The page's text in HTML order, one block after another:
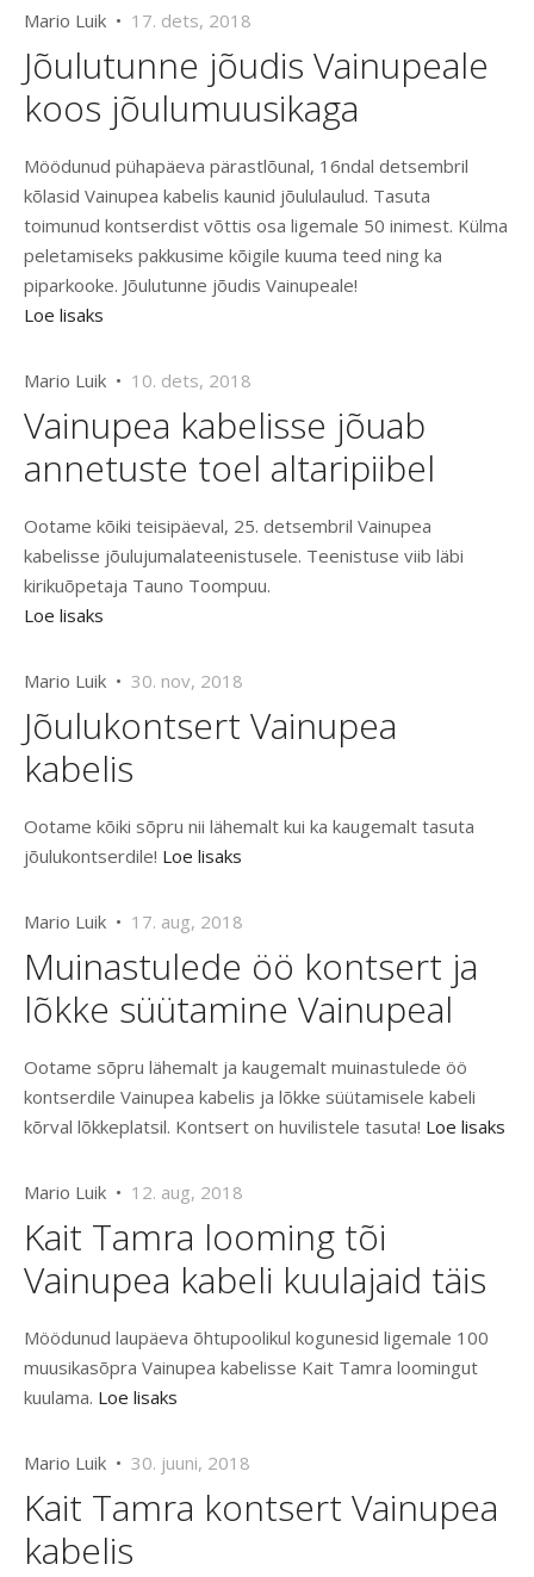
Mario Luik • 17. dets, 2018
Jõulutunne jõudis Vainupeale
koos jõulumuusikaga
Möödunud pühapäeva pärastlõunal, 16ndal detsembril
kõlasid Vainupea kabelis kaunid jõululaulud. Tasuta
toimunud kontserdist võttis osa ligemale 50 inimest. Külma
peletamiseks pakkusime kõigile kuuma teed ning ka
piparkooke. Jõulutunne jõudis Vainupeale!
Loe lisaks
Mario Luik • 10. dets, 2018
Vainupea kabelisse jõuab
annetuste toel altaripiibel
Ootame kõiki teisipäeval, 25. detsembril Vainupea
kabelisse jõulujumalateenistusele. Teenistuse viib läbi
kirikuõpetaja Tauno Toompuu.
Loe lisaks
Mario Luik • 30. nov, 2018
Jõulukontsert Vainupea
kabelis
Ootame kõiki sõpru nii lähemalt kui ka kaugemalt tasuta
jõulukontserdile! Loe lisaks
Mario Luik • 17. aug, 2018
Muinastulede öö kontsert ja
lõkke süütamine Vainupeal
Ootame sõpru lähemalt ja kaugemalt muinastulede öö
kontserdile Vainupea kabelis ja lõkke süütamisele kabeli
kõrval lõkkeplatsil. Kontsert on huvilistele tasuta! Loe lisaks
Mario Luik • 12. aug, 2018
Kait Tamra looming tõi
Vainupea kabeli kuulajaid täis
Möödunud laupäeva õhtupoolikul kogunesid ligemale 100
muusikasõpra Vainupea kabelisse Kait Tamra loomingut
kuulama. Loe lisaks
Mario Luik • 30. juuni, 2018
Kait Tamra kontsert Vainupea
kabelis